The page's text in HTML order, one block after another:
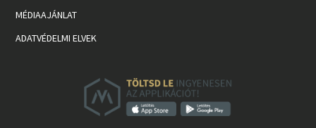
MÉDIAAJÁNLAT
ADATVÉDELMI ELVEK